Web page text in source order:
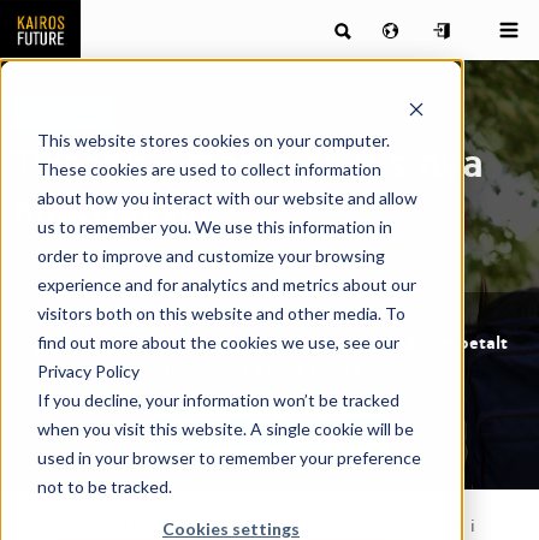
This website stores cookies on your computer.
These cookies are used to collect information
about how you interact with our website and allow
us to remember you. We use this information in
order to improve and customize your browsing
experience and for analytics and metrics about our
visitors both on this website and other media. To
find out more about the cookies we use, see our
Privacy Policy
If you decline, your information won’t be tracked
when you visit this website. A single cookie will be
used in your browser to remember your preference
not to be tracked.
Cookies settings
Tweens – marknadens nya
maktfaktor
För att ladda ner denna rapport behöver du ett betalt
medlemskap i Kairos Future Club.
Logga
in Clubmedlem
I denna rapport beskrivs betydelsen av barnen för samhället, i